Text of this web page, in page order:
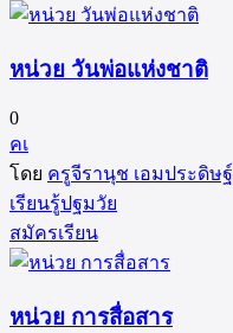
หน่วย วันพ่อแห่งชาติ
0
คเ
โดย ครูจีรานุช เอมประดิษฐ์
เรียนรู้ปฐมวัย
สมัครเรียน
หน่วย การสื่อสาร